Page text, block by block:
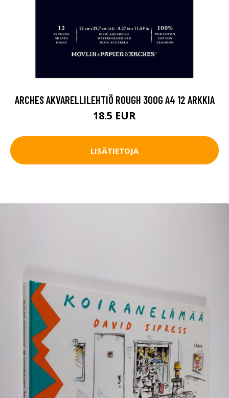
ARCHES AKVARELLILEHTIÖ ROUGH 300G A4 12 ARKKIA
18.5 EUR
LISÄTIETOJA